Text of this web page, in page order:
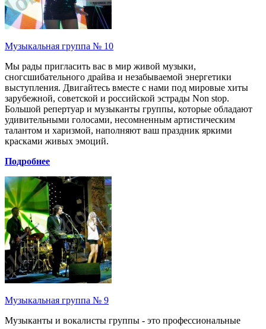
Музыкальная группа № 10
Мы рады пригласить вас в мир живой музыки,
сногсшибательного драйва и незабываемой энергетики
выступления. Двигайтесь вместе с нами под мировые хиты
зарубежной, советской и российской эстрады Non stop.
Большой репертуар и музыканты группы, которые обладают
удивительными голосами, несомненным артистическим
талантом и харизмой, наполняют ваш праздник яркими
красками живых эмоций.
Подробнее
Музыкальная группа № 9
Музыканты и вокалисты группы - это профессиональные